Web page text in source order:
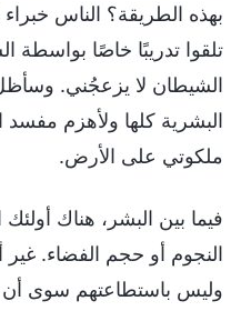
بهذه الطريقة؟ الناس
تلقوا تدريبًا خاصًا
الشيطان لا يزعجُني.
البشرية كلها ولأهزم مفسد
ملكوتي على الأرض.
فيما بين البشر، هناك
النجوم أو حجم الفضاء. غير
وليس باستطاعتهم سوى